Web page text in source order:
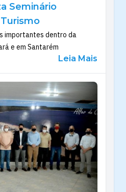
Seminário
importantes dentro da
e em Santarém
Leia Mais